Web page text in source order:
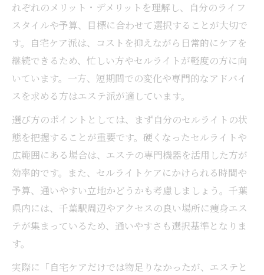
れぞれのメリット・デメリットを理解し、自分のライフ
スタイルや予算、目標に合わせて選択することが大切で
す。自宅ケア派は、コストを抑えながら日常的にケアを
継続できるため、忙しい方やセルライトが軽度の方に向
いています。一方、短期間での変化や専門的なアドバイ
スを求める方はエステ派が適しています。
選び方のポイントとしては、まず自分のセルライトの状
態を把握することが重要です。硬くなったセルライトや
広範囲にある場合は、エステの専門機器を活用した方が
効率的です。また、セルライトケアにかけられる時間や
予算、通いやすい立地かどうかも考慮しましょう。千葉
県内には、千葉駅周辺やアクセスの良い場所に痩身エス
テが集まっているため、通いやすさも選択基準となりま
す。
実際に「自宅ケアだけでは物足りなかったが、エステと